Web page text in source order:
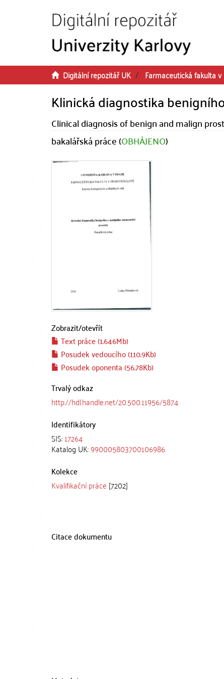
Digitální repozitář UK Farmaceutická fakulta
Klinická diagnostika
Clinical diagnosis of benign and malign
bakalářská práce (OBHÁJENO)
Zobrazit/otevřít
Text práce (1.646Mb)
Posudek vedoucího (110.9Kb)
Posudek oponenta (56.78Kb)
Trvalý odkaz
http://hdl.handle.net/20.500.11956/5874
Identifikátory
SIS:17264
Katalog UK:990005803700106986
Kolekce
Kvalifikační práce [7202]
Citace dokumentu